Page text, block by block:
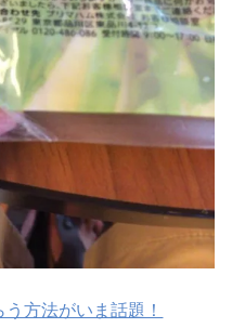
方法がいま話題！